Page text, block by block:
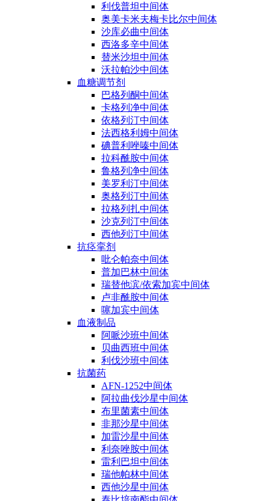
利伐普坦中间体
奥美卡米夫梅卡比尔中间体
沙库必曲中间体
西洛多辛中间体
替米沙坦中间体
沃拉帕沙中间体
血糖调节剂
巴格列酮中间体
卡格列净中间体
依格列汀中间体
法西格利姆中间体
碘普利唑嗪中间体
拉科酰胺中间体
鲁格列净中间体
美罗利汀中间体
奥格列汀中间体
拉格列扎中间体
沙克列汀中间体
西他列汀中间体
抗痉挛剂
吡仑帕奈中间体
普加巴林中间体
瑞替他滨/依索加宾中间体
卢非酰胺中间体
噻加宾中间体
血液制品
阿哌沙班中间体
贝曲西班中间体
利伐沙班中间体
抗菌药
AFN-1252中间体
阿拉曲伐沙星中间体
布里菌素中间体
非那沙星中间体
加雷沙星中间体
利奈唑胺中间体
雷利巴坦中间体
瑞他帕林中间体
西他沙星中间体